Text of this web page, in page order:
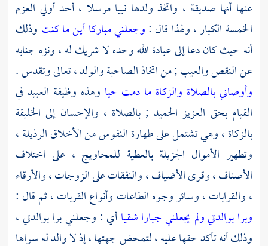
عنها أنها صديقة ، واتخذ ولدها نبيا مرسلا ، أحد أولي العزم
الخمسة الكبار ، ولهذا قال :وجعلني مباركا أين ما كنت وذلك
أنه حيث كان دعا إلى عبادة الله وحده لا شريك له ، ونزه جنابه
عن النقص والعيب ; من اتخاذ الصاحبة والولد ، تعالى وتقدس .
وأوصاني بالصلاة والزكاة ما دمت حيا وهذه وظيفة العبيد في
القيام بحق العزيز الحميد ; بالصلاة ، والإحسان إلى الخليقة
بالزكاة ، وهي تشتمل على طهارة النفوس من الأخلاق الرذيلة ،
وتطهير الأموال الجزيلة بالعطية للمحاويج ، على اختلاف
الأصناف ، وقرى الأضياف ، والنفقات على الزوجات ، والأرقاء
، والقرابات ، وسائر وجوه الطاعات وأنواع القربات ، ثم قال :
وبرا بوالدتي ولم يجعلني جبارا شقياأي : وجعلني برا بوالدتي ،
وذلك أنه تأكد حقها عليه ، لتمحض جهتها ، إذ لا والد له سواها